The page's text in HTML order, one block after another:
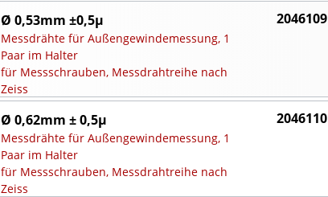
Ø 0,53mm ±0,5µ
Messdrähte für Außengewindemessung, 1
Paar im Halter
für Messschrauben, Messdrahtreihe nach
Zeiss
2046109
Ø 0,62mm ± 0,5µ
Messdrähte für Außengewindemessung, 1
Paar im Halter
für Messschrauben, Messdrahtreihe nach
Zeiss
2046110